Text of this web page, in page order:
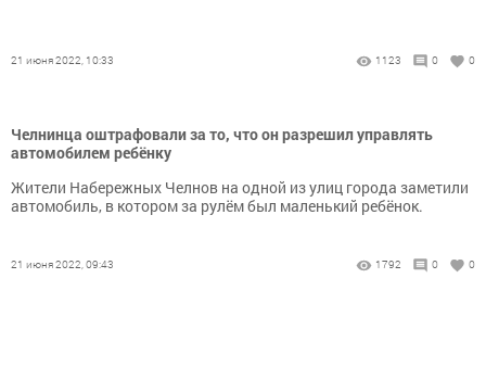
21 июня 2022, 10:33 1123 0 0
Челнинца оштрафовали за то, что он разрешил управлять
автомобилем ребёнку
Жители Набережных Челнов на одной из улиц города заметили
автомобиль, в котором за рулём был маленький ребёнок.
21 июня 2022, 09:43 1792 0 0